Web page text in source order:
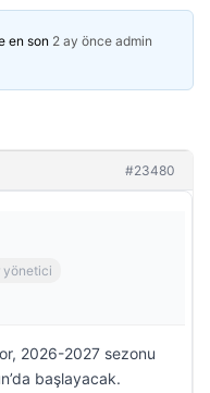
en son 2 ay önce admin
#23480
yönetici
2026-2027 sezonu
başlayacak.